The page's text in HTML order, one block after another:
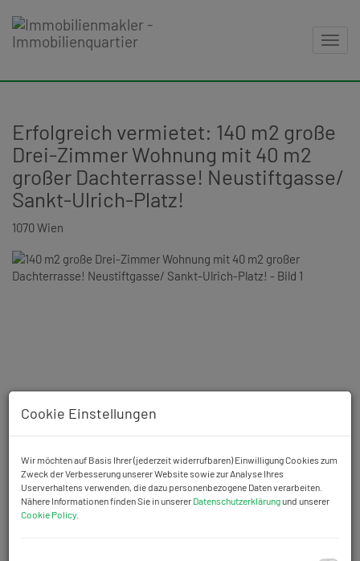
Erfolgreich vermietet: 140 m2 große
Drei-Zimmer Wohnung mit 40 m2
großer Dachterrasse! Neustiftgasse/
Sankt-Ulrich-Platz!
1070 Wien
Cookie Einstellungen
Wir möchten auf Basis Ihrer (jederzeit widerrufbaren) Einwilligung Cookies zum
Zweck der Verbesserung unserer Website sowie zur Analyse Ihres
Userverhaltens verwenden, die dazu personenbezogene Daten verarbeiten.
Nähere Informationen finden Sie in unserer Datenschutzerklärungund unserer
Cookie Policy